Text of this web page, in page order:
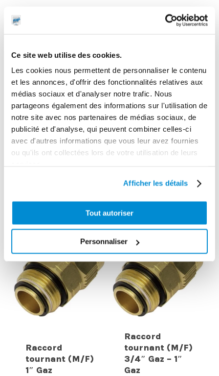
Ce site web utilise des cookies.
Les cookies nous permettent de personnaliser le contenu
et les annonces, d'offrir des fonctionnalités relatives aux
médias sociaux et d'analyser notre trafic. Nous
partageons également des informations sur l'utilisation de
notre site avec nos partenaires de médias sociaux, de
publicité et d'analyse, qui peuvent combiner celles-ci
avec d'autres informations que vous leur avez fournies
ou qu'ils ont collectées lors de votre utilisation de leurs
Afficher les détails
Tout autoriser
Personnaliser
Pivot
Pistolet manuel
l/min
Raccord
tournant (M/F)
1″ Gaz
Raccord
tournant (M/F)
3/4″ Gaz – 1″
Gaz